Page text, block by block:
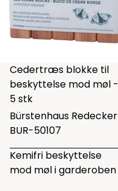
Cedertræs blokke til
beskyttelse mod møl -
5 stk
Bürstenhaus Redecker
BUR-50107
Kemifri beskyttelse
mod møl i garderoben